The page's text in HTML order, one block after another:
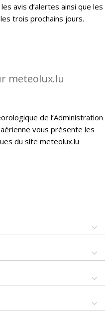
avis d’alertes ainsi que les
trois prochains jours.
meteolux.lu
de l’Administration
vous présente les
du site meteolux.lu